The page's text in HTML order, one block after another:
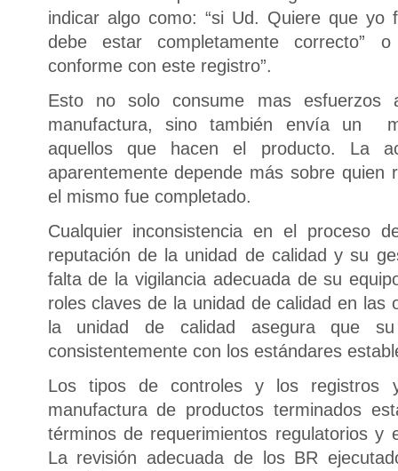
indicar algo como: “si Ud. Quiere que yo
debe estar completamente correcto”
conforme con este registro”.
Esto no solo consume mas esfuerzos
manufactura, sino también envía un
aquellos que hacen el producto. La
aparentemente depende más sobre quien
el mismo fue completado.
Cualquier inconsistencia en el proceso
reputación de la unidad de calidad y su
falta de la vigilancia adecuada de su
roles claves de la unidad de calidad en las
la unidad de calidad asegura que
consistentemente con los estándares
Los tipos de controles y los registros
manufactura de productos terminados
términos de requerimientos regulatorios y
La revisión adecuada de los BR